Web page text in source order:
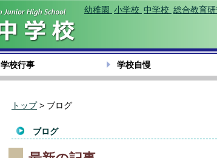
幼稚園 小学校 中学校 総合教育
学校行事 学校自慢
トップ> ブログ
ブログ